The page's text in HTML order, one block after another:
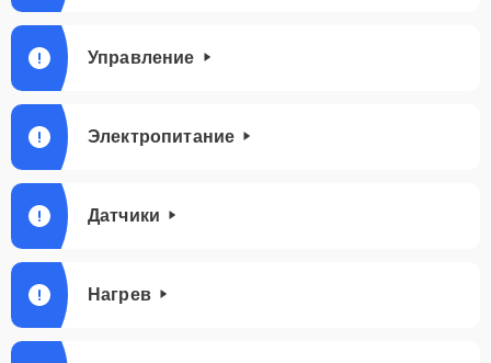
Управление
Электропитание
Датчики
Нагрев